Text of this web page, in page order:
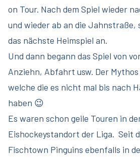
on Tour. Nach dem Spiel wieder
und wieder ab an die Jahnstraße,
das nächste Heimspiel an.
Und dann begann das Spiel von
Anziehn, Abfahrt usw. Der
welche die es nicht mal bis nach
haben 😉
Es waren schon geile Touren in
Eishockeystandort der Liga. Seit
Fischtown Pinguins ebenfalls in